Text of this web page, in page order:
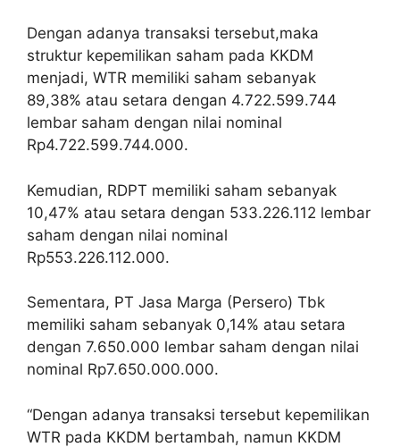
Dengan adanya transaksi tersebut,maka
struktur kepemilikan saham pada KKDM
menjadi, WTR memiliki saham sebanyak
89,38% atau setara dengan 4.722.599.744
lembar saham dengan nilai nominal
Rp4.722.599.744.000.
Kemudian, RDPT memiliki saham sebanyak
10,47% atau setara dengan 533.226.112 lembar
saham dengan nilai nominal
Rp553.226.112.000.
Sementara, PT Jasa Marga (Persero) Tbk
memiliki saham sebanyak 0,14% atau setara
dengan 7.650.000 lembar saham dengan nilai
nominal Rp7.650.000.000.
“Dengan adanya transaksi tersebut kepemilikan
WTR pada KKDM bertambah, namun KKDM